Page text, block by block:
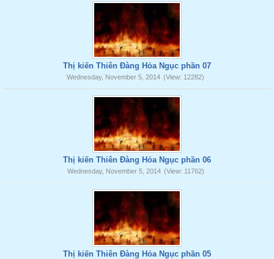
Thị kiến Thiên Đàng Hỏa Ngục phần 07
Wednesday, November 5, 2014 (View: 12282)
Thị kiến Thiên Đàng Hỏa Ngục phần 06
Wednesday, November 5, 2014 (View: 11762)
Thị kiến Thiên Đàng Hỏa Ngục phần 05